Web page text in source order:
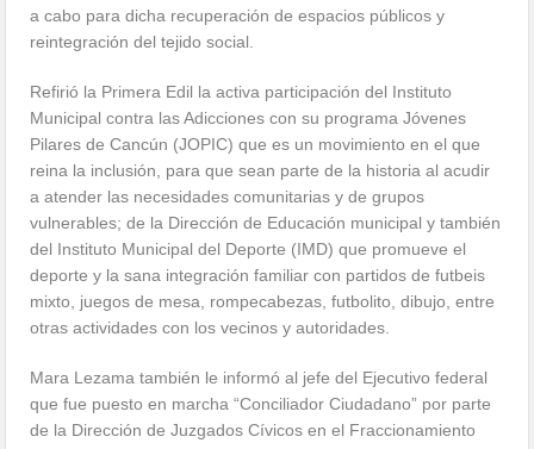
a cabo para dicha recuperación de espacios públicos y
reintegración del tejido social.
Refirió la Primera Edil la activa participación del Instituto
Municipal contra las Adicciones con su programa Jóvenes
Pilares de Cancún (JOPIC) que es un movimiento en el que
reina la inclusión, para que sean parte de la historia al acudir
a atender las necesidades comunitarias y de grupos
vulnerables; de la Dirección de Educación municipal y también
del Instituto Municipal del Deporte (IMD) que promueve el
deporte y la sana integración familiar con partidos de futbeis
mixto, juegos de mesa, rompecabezas, futbolito, dibujo, entre
otras actividades con los vecinos y autoridades.
Mara Lezama también le informó al jefe del Ejecutivo federal
que fue puesto en marcha “Conciliador Ciudadano” por parte
de la Dirección de Juzgados Cívicos en el Fraccionamiento